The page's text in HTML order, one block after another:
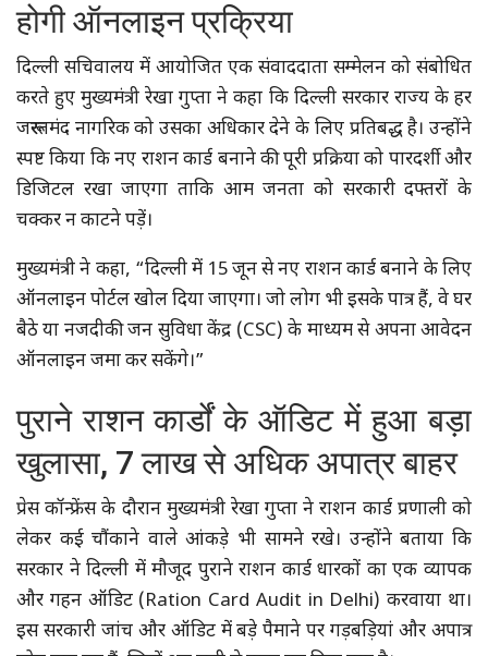
होगी ऑनलाइन प्रक्रिया
दिल्ली सचिवालय में आयोजित एक संवाददाता सम्मेलन को संबोधित
करते हुए मुख्यमंत्री रेखा गुप्ता ने कहा कि दिल्ली सरकार राज्य के हर
जरूरतमंद नागरिक को उसका अधिकार देने के लिए प्रतिबद्ध है। उन्होंने
स्पष्ट किया कि नए राशन कार्ड बनाने की पूरी प्रक्रिया को पारदर्शी और
डिजिटल रखा जाएगा ताकि आम जनता को सरकारी दफ्तरों के
चक्कर न काटने पड़ें।
मुख्यमंत्री ने कहा, “दिल्ली में 15 जून से नए राशन कार्ड बनाने के लिए
ऑनलाइन पोर्टल खोल दिया जाएगा। जो लोग भी इसके पात्र हैं, वे घर
बैठे या नजदीकी जन सुविधा केंद्र (CSC) के माध्यम से अपना आवेदन
ऑनलाइन जमा कर सकेंगे।”
पुराने राशन कार्डों के ऑडिट में हुआ बड़ा
खुलासा, 7 लाख से अधिक अपात्र बाहर
प्रेस कॉन्फ्रेंस के दौरान मुख्यमंत्री रेखा गुप्ता ने राशन कार्ड प्रणाली को
लेकर कई चौंकाने वाले आंकड़े भी सामने रखे। उन्होंने बताया कि
सरकार ने दिल्ली में मौजूद पुराने राशन कार्ड धारकों का एक व्यापक
और गहन ऑडिट (Ration Card Audit in Delhi) करवाया था।
इस सरकारी जांच और ऑडिट में बड़े पैमाने पर गड़बड़ियां और अपात्र